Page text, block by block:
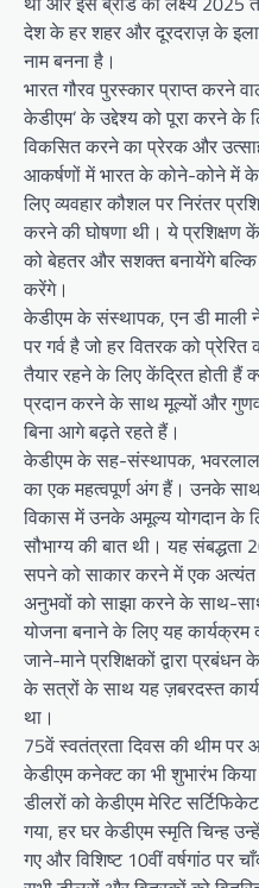
देश के हर शहर और दूरदराज़ के
नाम बनना है।
भारत गौरव पुरस्कार प्राप्त करने
केडीएम’ के उद्देश्य को पूरा करने
विकसित करने का प्रेरक और
आकर्षणों में भारत के कोने-कोने में
लिए व्यवहार कौशल पर निरंतर
करने की घोषणा थी। ये
को बेहतर और सशक्त बनायेंगे
करेंगे।
केडीएम के संस्थापक, एन डी
पर गर्व है जो हर वितरक को
तैयार रहने के लिए केंद्रित होती हैं
प्रदान करने के साथ मूल्यों और
बिना आगे बढ़ते रहते हैं।
केडीएम के सह-संस्थापक, भवरलाल
का एक महत्वपूर्ण अंग हैं। उनके
विकास में उनके अमूल्य योगदान के
सौभाग्य की बात थी। यह
सपने को साकार करने में एक अत्यंत
अनुभवों को साझा करने के साथ-
योजना बनाने के लिए यह
जाने-माने प्रशिक्षकों द्वारा
के सत्रों के साथ यह ज़बरदस्त
था।
75वें स्वतंत्रता दिवस की थीम पर
केडीएम कनेक्ट का भी शुभारंभ
डीलरों को केडीएम मेरिट
गया, हर घर केडीएम स्मृति चिन्ह
गए और विशिष्ट 10वीं वर्षगांठ पर